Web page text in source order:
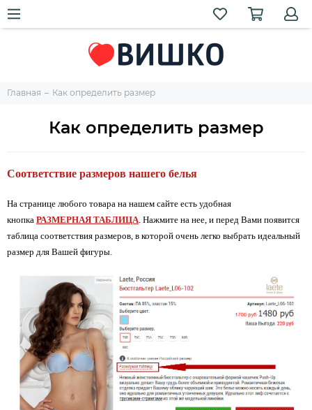
Главная Как определить размер
Как определить размер
Соответствие размеров нашего белья
На странице любого товара на нашем сайте есть удобная
кнопка РАЗМЕРНАЯ ТАБЛИЦА . Нажмите на нее, и перед Вами появится
таблица соответствия размеров, в которой очень легко выбрать идеальный
размер для Вашей фигуры.